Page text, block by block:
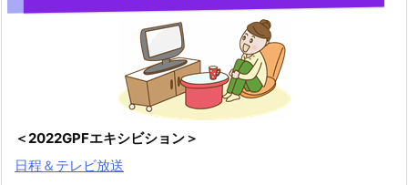
＜2022GPFエキシビション＞
日程＆テレビ放送